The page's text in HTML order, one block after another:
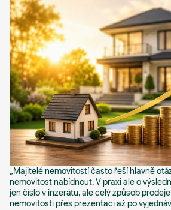
„Majitelé nemovitostí často řeší hlavně
nemovitost nabídnout. V praxi ale o
jen číslo v inzerátu, ale celý způsob
nemovitosti přes prezentaci až po